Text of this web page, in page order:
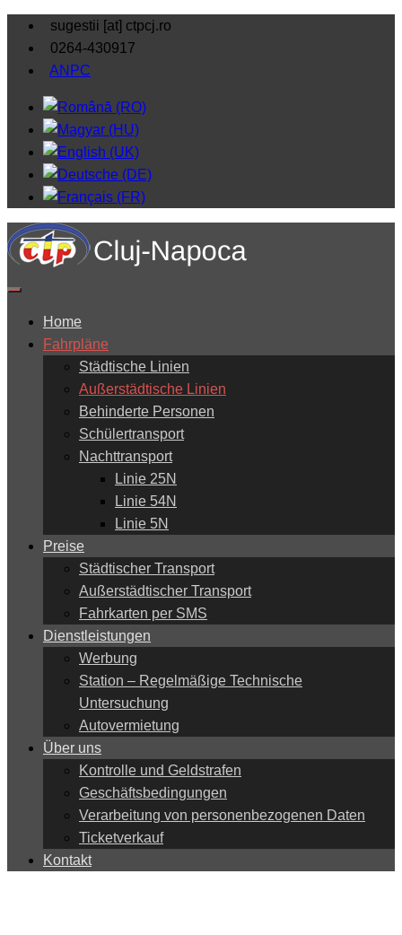
sugestii [at] ctpcj.ro
0264-430917
ANPC
Home
Fahrpläne
Städtische Linien
Außerstädtische Linien
Behinderte Personen
Schülertransport
Nachttransport
Linie 25N
Linie 54N
Linie 5N
Preise
Städtischer Transport
Außerstädtischer Transport
Fahrkarten per SMS
Dienstleistungen
Werbung
Station – Regelmäßige Technische
Untersuchung
Autovermietung
Über uns
Kontrolle und Geldstrafen
Geschäftsbedingungen
Verarbeitung von personenbezogenen Daten
Ticketverkauf
Kontakt